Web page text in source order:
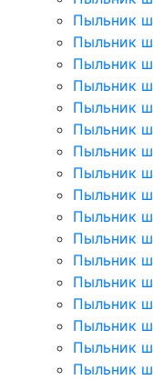
Пыльник
Пыльник
Пыльник
Пыльник
Пыльник
Пыльник
Пыльник
Пыльник
Пыльник
Пыльник
Пыльник
Пыльник
Пыльник
Пыльник
Пыльник
Пыльник
Пыльник